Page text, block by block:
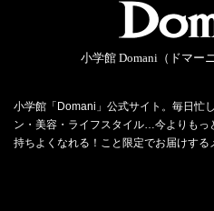
小学館 Domani（ドマー
小学館「Domani」公式サイト。毎日忙
ン・美容・ライフスタイル…今よりもっ
持ちよくなれる！こと限定でお届けする